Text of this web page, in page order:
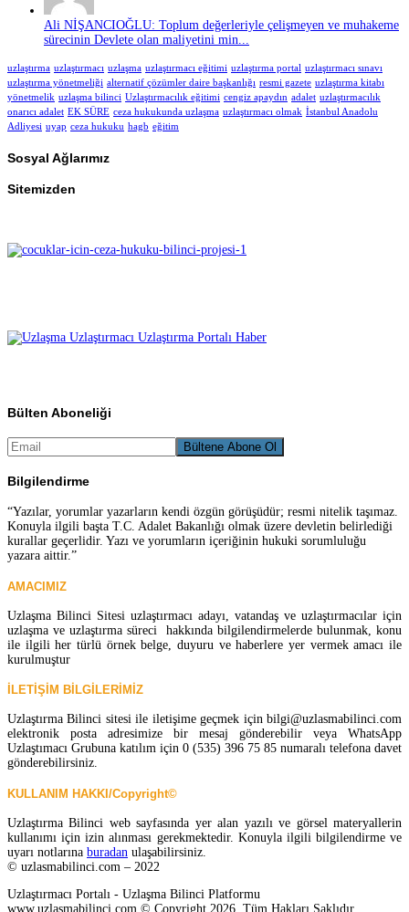
Ali NİŞANCIOĞLU: Toplum değerleriyle çelişmeyen ve muhakeme
sürecinin Devlete olan maliyetini min...
uzlaştırma uzlaştırmacı uzlaşma uzlaştırmacı eğitimi uzlaştırma portal uzlaştırmacı sınavı
uzlaştırma yönetmeliği alternatif çözümler daire başkanlığı resmi gazete uzlaştırma kitabı
yönetmelik uzlaşma bilinci Uzlaştırmacılık eğitimi cengiz apaydın adalet uzlaştırmacılık
onarıcı adalet EK SÜRE ceza hukukunda uzlaşma uzlaştırmacı olmak İstanbul Anadolu
Adliyesi uyap ceza hukuku hagb eğitim
Sosyal Ağlarımız
Sitemizden
Bülten Aboneliği
Bilgilendirme
“Yazılar, yorumlar yazarların kendi özgün görüşüdür; resmi nitelik taşımaz.
Konuyla ilgili başta T.C. Adalet Bakanlığı olmak üzere devletin belirlediği
kurallar geçerlidir. Yazı ve yorumların içeriğinin hukuki sorumluluğu
yazara aittir.”
AMACIMIZ
Uzlaşma Bilinci Sitesi uzlaştırmacı adayı, vatandaş ve uzlaştırmacılar için
uzlaşma ve uzlaştırma süreci hakkında bilgilendirmelerde bulunmak, konu
ile ilgili her türlü örnek belge, duyuru ve haberlere yer vermek amacı ile
kurulmuştur
İLETİŞİM BİLGİLERİMİZ
Uzlaştırma Bilinci sitesi ile iletişime geçmek için bilgi@uzlasmabilinci.com
elektronik posta adresimize bir mesaj gönderebilir veya WhatsApp
Uzlaştımacı Grubuna katılım için 0 (535) 396 75 85 numaralı telefona davet
gönderebilirsiniz.
KULLANIM HAKKI/Copyright©
Uzlaştırma Bilinci web sayfasında yer alan yazılı ve görsel materyallerin
kullanımı için izin alınması gerekmektedir. Konuyla ilgili bilgilendirme ve
uyarı notlarına buradan ulaşabilirsiniz.
© uzlasmabilinci.com – 2022
Uzlaştırmacı Portalı - Uzlaşma Bilinci Platformu
www.uzlasmabilinci.com © Copyright 2026, Tüm Hakları Saklıdır.